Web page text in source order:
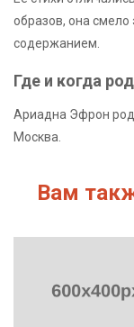
образов, она
содержанием.
Где и когда
Ариадна Эфрон
Москва.
Вам